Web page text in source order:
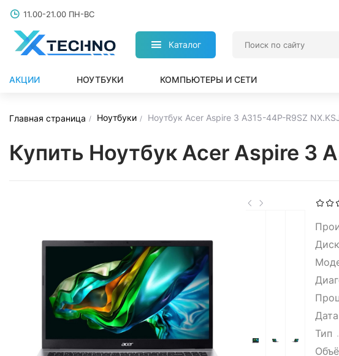
11.00-21.00 ПН-ВС
Каталог
АКЦИИ НОУТБУКИ КОМПЬЮТЕРЫ И СЕТИ
Главная страница Ноутбуки Ноутбук Acer Aspire 3 A315-44P-R9SZ
Купить Ноутбук Acer Aspire 3
Тип